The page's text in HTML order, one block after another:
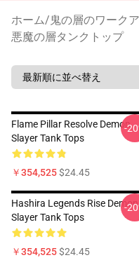
ホーム/鬼の層のワーク
悪魔の層タンクトップ
Flame Pillar Resolve Demon
Slayer Tank Tops
￥354,525$24.45
-
Hashira Legends Rise Demon
Slayer Tank Tops
￥354,525$24.45
-